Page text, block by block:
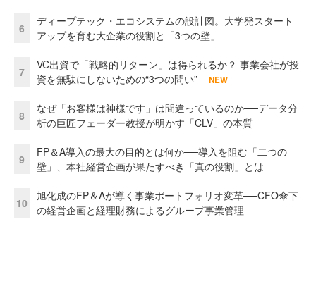
6
ディープテック・エコシステムの設計図。大学発スタート
アップを育む大企業の役割と「3つの壁」
7
VC出資で「戦略的リターン」は得られるか？ 事業会社が投
資を無駄にしないための“3つの問い”
NEW
8
なぜ「お客様は神様です」は間違っているのか──データ分
析の巨匠フェーダー教授が明かす「CLV」の本質
9
FP＆A導入の最大の目的とは何か──導入を阻む「二つの
壁」、本社経営企画が果たすべき「真の役割」とは
10
旭化成のFP＆Aが導く事業ポートフォリオ変革──CFO傘下
の経営企画と経理財務によるグループ事業管理